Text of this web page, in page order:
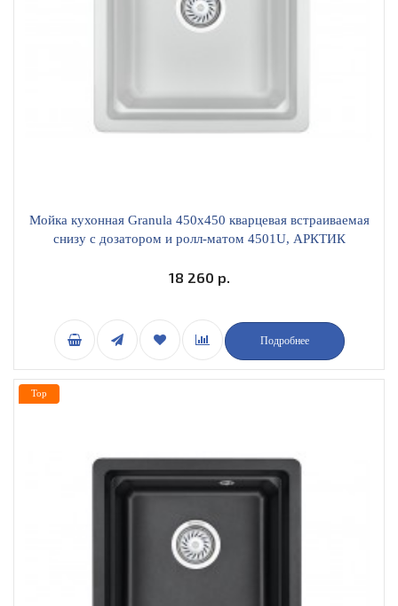
Мойка кухонная Granula 450х450 кварцевая встраиваемая
снизу с дозатором и ролл-матом 4501U, АРКТИК
18 260 р.
Подробнее
Top